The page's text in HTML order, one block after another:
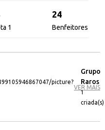
1
24
Benfeitores
Grupo
Raros
1
criada(s)
VER MAIS